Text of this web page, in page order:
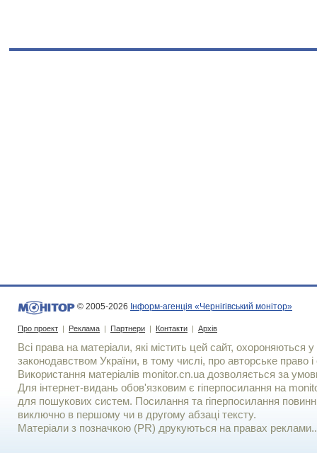
© 2005-2026 Інформ-агенція «Чернігівський монітор»
Про проект | Реклама | Партнери | Контакти | Архів
Всі права на матеріали, які містить цей сайт, охороняються у
законодавством України, в тому числі, про авторське право і
Використання матерiалiв monitor.cn.ua дозволяється за
Для iнтернет-видань обов'язковим є гiперпосилання на
для пошукових систем. Посилання та гіперпосилання
виключно в першому чи в другому абзаці тексту.
Матеріали з позначкою (PR) друкуються на правах реклами..